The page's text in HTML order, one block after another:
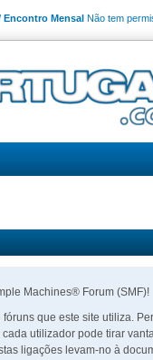
Encontro MensalNão tem
Machines® Forum (SMF)!
que este site utiliza.
utilizador pode tirar
ligações levam-no à